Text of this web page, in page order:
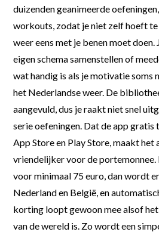
duizenden geanimeerde
workouts, zodat je niet zelf hoeft te
weer eens met je benen moet doen.
eigen schema samenstellen of
wat handig is als je motivatie soms
het Nederlandse weer. De
aangevuld, dus je raakt niet snel
serie oefeningen. Dat de app gratis
App Store en Play Store, maakt het
vriendelijker voor de portemonnee.
voor minimaal 75 euro, dan wordt
Nederland en België, en
korting loopt gewoon mee alsof
van de wereld is. Zo wordt een